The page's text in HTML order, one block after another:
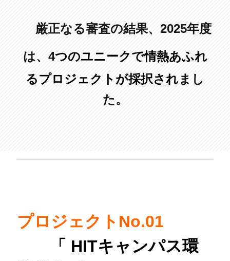
厳正なる審査の結果、2025年度
は、 4つのユニークで情熱あふれ
るプロジェクトが採択されまし
た。
プロジェクトNo.01
「 HITキャンパス環